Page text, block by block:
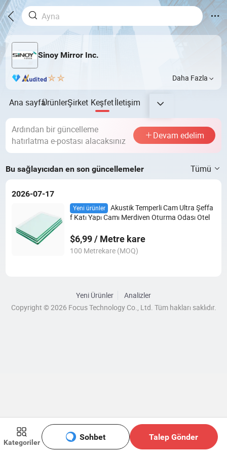
Sinoy Mirror Inc.
Daha Fazla
Ana sayfaÜrünlerŞirket Keşfetİletişim
Kategoriler
Sohbet Talep Gönder
Ardından bir güncelleme
hatırlatma e-postası alacaksınız
Devam edelim
Bu sağlayıcıdan en son güncellemeler Tümü
2026-07-17
Yeni ürünler
Akustik Temperli Cam Ultra Şeffa
f Katı Yapı Camı Merdiven Oturma Odası Otel
$6,99 / Metre kare
100 Metrekare (MOQ)
Yeni Ürünler
Analizler
Copyright © 2026 Focus Technology Co., Ltd. Tüm hakları saklıdır.